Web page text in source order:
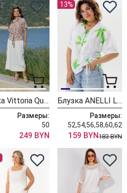
Юбка Vittoria Queen 29113ю молочный
Размеры:
50
249 BYN
13%
Блузка ANELLI LAUREL 1884 гинкого билоба
Размеры:
52,54,56,58,60,62
159 BYN183 BYN